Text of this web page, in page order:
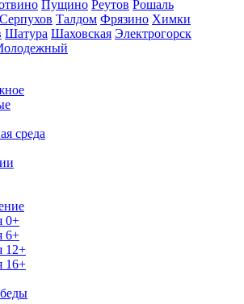
Пущино Реутов Рошаль
Серпухов Талдом Фрязино Химки
Шатура Шаховская Электрогорск
среда
0+
6+
12+
16+